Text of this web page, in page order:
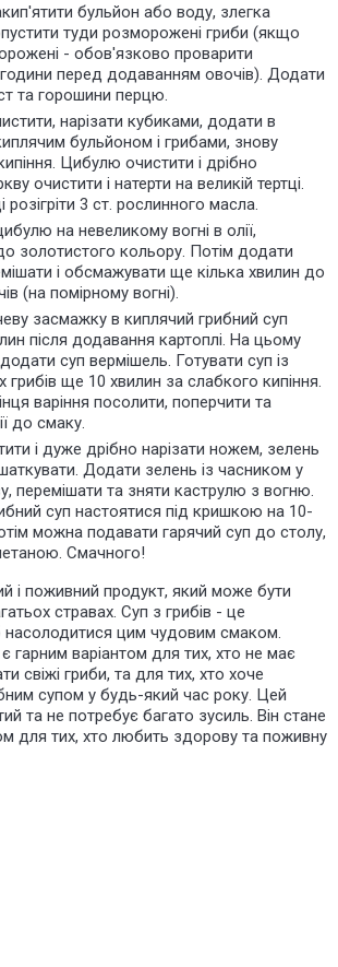
бульйон або воду, злегка
туди розморожені гриби (якщо
- обов'язково проварити
перед додаванням овочів). Додати
та горошини перцю.
нарізати кубиками, додати в
бульйоном і грибами, знову
Цибулю очистити і дрібно
очистити і натерти на великій тертці.
3 ст. рослинного масла.
на невеликому вогні в олії,
золотистого кольору. Потім додати
і обсмажувати ще кілька хвилин до
(на помірному вогні).
засмажку в киплячий грибний суп
після додавання картоплі. На цьому
суп вермішель. Готувати суп із
ще 10 хвилин за слабкого кипіння.
варіння посолити, поперчити та
до смаку.
і дуже дрібно нарізати ножем, зелень
Додати зелень із часником у
перемішати та зняти каструлю з вогню.
суп настоятися під кришкою на 10-
можна подавати гарячий суп до столу,
Смачного!
і поживний продукт, який може бути
стравах. Суп з грибів - це
насолодитися цим чудовим смаком.
гарним варіантом для тих, хто не має
свіжі гриби, та для тих, хто хоче
супом у будь-який час року. Цей
та не потребує багато зусиль. Він стане
для тих, хто любить здорову та поживну